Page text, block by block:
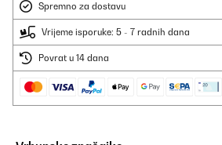
Spremno za dostavu
Vrijeme isporuke: 5 - 7 radnih dana
Povrat u 14 dana